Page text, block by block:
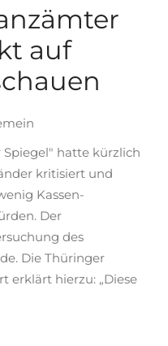
auf
Spiegel" hatte kürzlich
kritisiert und
Kassen-
Der
des
Die Thüringer
erklärt hierzu: „Diese